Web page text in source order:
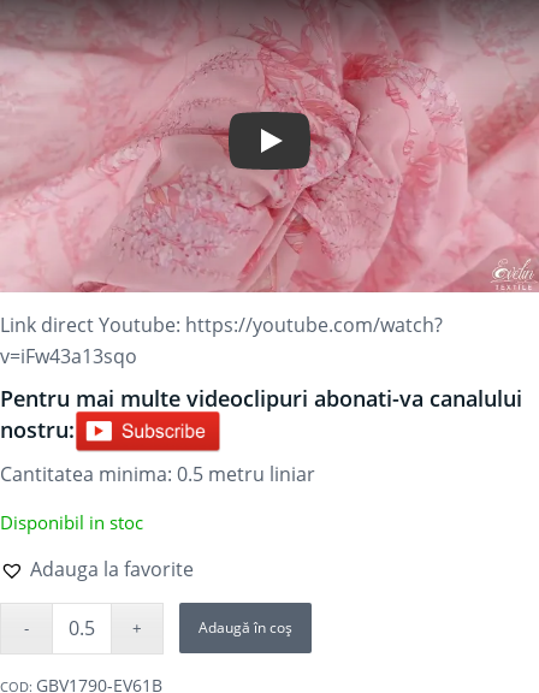
Play Video
Link direct Youtube: https://youtube.com/watch?
v=iFw43a13sqo
Pentru mai multe videoclipuri abonati-va canalului
nostru:
Cantitatea minima: 0.5 metru liniar
Disponibil in stoc
Adauga la favorite
Adaugă în coș
COD: GBV1790-EV61B